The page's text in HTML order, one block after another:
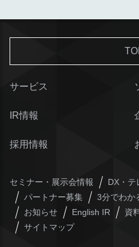
サービス
IR情報
採用情報
セミナー・展示会情報
DX・テ
パートナー募集
3分でわか
お知らせ
English IR 資
サイトマップ